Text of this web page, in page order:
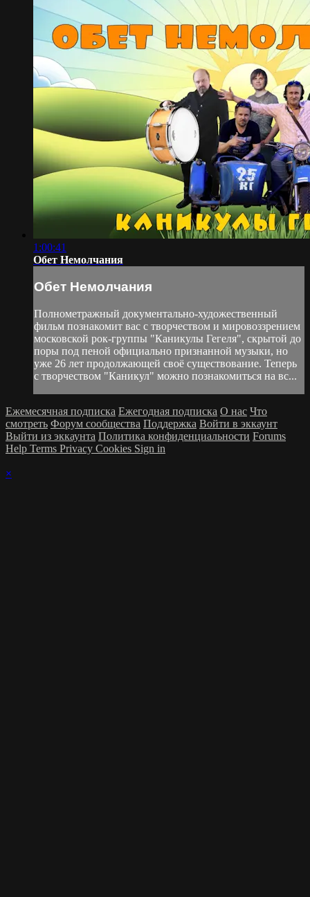
1:00:41
Обет Немолчания
Обет Немолчания
Полнометражный документально-художественный
фильм познакомит вас с творчеством и мировоззрением
московской рок-группы "Каникулы Гегеля", скрытой до
поры под пеной официально признанной музыки, но
уже 26 лет продолжающей своё существование. Теперь
с творчеством "Каникул" можно познакомиться на вс...
Ежемесячная подписка Ежегодная подписка О нас Что
смотреть Форум сообщества Поддержка Войти в эккаунт
Выйти из эккаунта Политика конфиденциальности Forums
Help Terms Privacy Cookies Sign in
×